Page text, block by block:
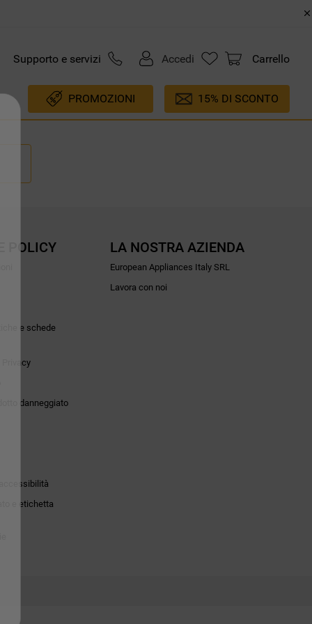
Supporto e servizi Accedi Carrello
PROMOZIONI 15% DI SCONTO
POLICY
e schede
Privacy
danneggiato
e etichetta
LA NOSTRA AZIENDA
European Appliances Italy SRL
Lavora con noi